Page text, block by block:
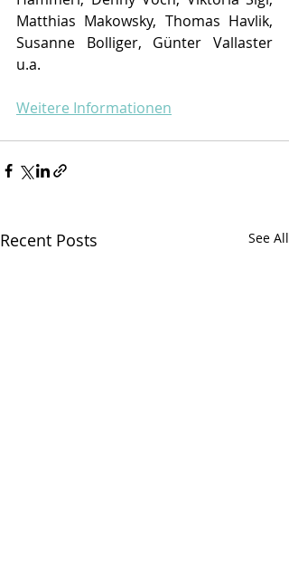
Matthias Makowsky, Thomas Havlik,
Susanne Bolliger, Günter Vallaster
u.a.
Weitere Informationen
Recent Posts See All